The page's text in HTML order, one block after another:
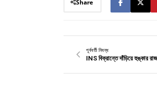
Share
পূর্ববর্তী নিবন্ধ
INS বিক্রান্তে দাঁড়িয়ে হুঙ্কার